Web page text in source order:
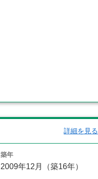
詳細を見る
築年
2009年12月（築16年）